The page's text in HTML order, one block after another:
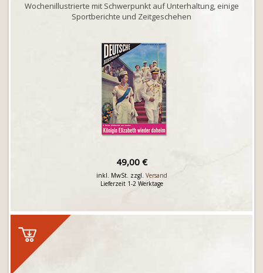
Wochenillustrierte mit Schwerpunkt auf Unterhaltung, einige
Sportberichte und Zeitgeschehen
49,00 €
inkl. MwSt. zzgl. Versand
Lieferzeit 1-2 Werktage